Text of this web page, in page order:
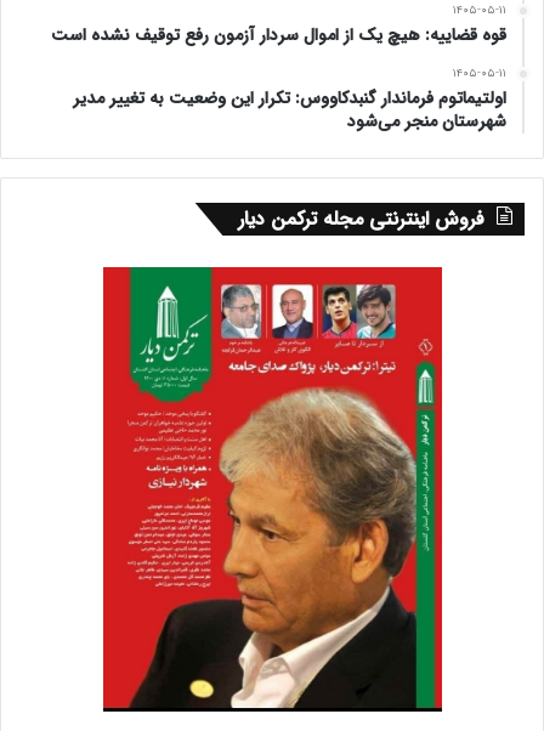
۱۴۰۵-۰۵-۱۱
قوه قضاییه: هیچ یک از اموال سردار آزمون رفع توقیف نشده است
۱۴۰۵-۰۵-۱۱
اولتیماتوم فرماندار گنبدکاووس: تکرار این وضعیت به تغییر مدیر
شهرستان منجر می‌شود
فروش اینترنتی مجله ترکمن دیار